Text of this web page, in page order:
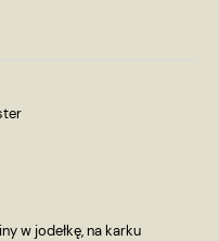
płatności
w jodełkę, na karku